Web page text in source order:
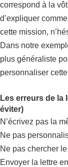
correspond à la
d’expliquer
cette mission,
Dans notre
plus généraliste
personnaliser
Les erreurs de la
éviter)
N’écrivez pas la
Ne pas
Ne pas chercher
Envoyer la lettre